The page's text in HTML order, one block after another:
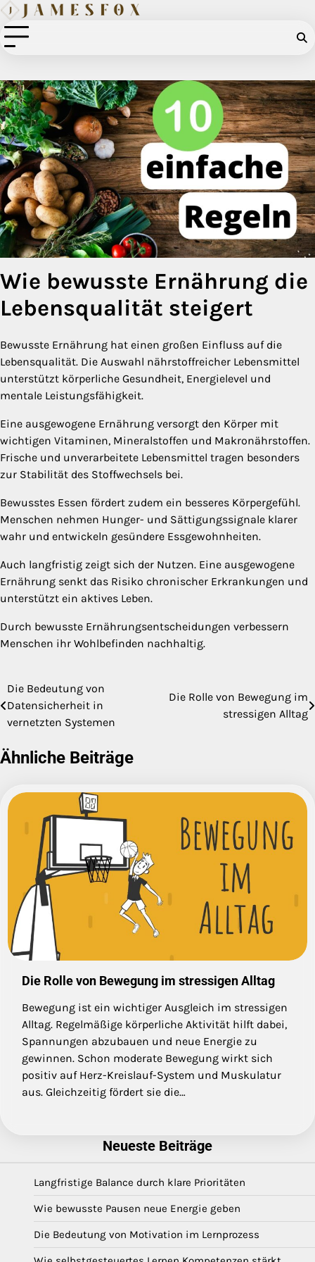
Skip
to
content
Wie bewusste Ernährung die
Lebensqualität steigert
Bewusste Ernährung hat einen großen Einfluss auf die
Lebensqualität. Die Auswahl nährstoffreicher Lebensmittel
unterstützt körperliche Gesundheit, Energielevel und
mentale Leistungsfähigkeit.
Eine ausgewogene Ernährung versorgt den Körper mit
wichtigen Vitaminen, Mineralstoffen und Makronährstoffen.
Frische und unverarbeitete Lebensmittel tragen besonders
zur Stabilität des Stoffwechsels bei.
Bewusstes Essen fördert zudem ein besseres Körpergefühl.
Menschen nehmen Hunger- und Sättigungssignale klarer
wahr und entwickeln gesündere Essgewohnheiten.
Auch langfristig zeigt sich der Nutzen. Eine ausgewogene
Ernährung senkt das Risiko chronischer Erkrankungen und
unterstützt ein aktives Leben.
Durch bewusste Ernährungsentscheidungen verbessern
Menschen ihr Wohlbefinden nachhaltig.
Beitragsnavigation
Die Bedeutung von
Datensicherheit in
vernetzten Systemen
Die Rolle von Bewegung im
stressigen Alltag
Ähnliche Beiträge
Die Rolle von Bewegung im stressigen Alltag
Bewegung ist ein wichtiger Ausgleich im stressigen
Alltag. Regelmäßige körperliche Aktivität hilft dabei,
Spannungen abzubauen und neue Energie zu
gewinnen. Schon moderate Bewegung wirkt sich
positiv auf Herz-Kreislauf-System und Muskulatur
aus. Gleichzeitig fördert sie die…
Neueste Beiträge
Langfristige Balance durch klare Prioritäten
Wie bewusste Pausen neue Energie geben
Die Bedeutung von Motivation im Lernprozess